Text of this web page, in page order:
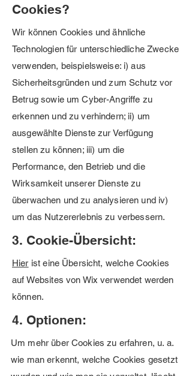
Cookies?
Wir können Cookies und ähnliche
Technologien für unterschiedliche Zwecke
verwenden, beispielsweise: i) aus
Sicherheitsgründen und zum Schutz vor
Betrug sowie um Cyber-Angriffe zu
erkennen und zu verhindern; ii) um
ausgewählte Dienste zur Verfügung
stellen zu können; iii) um die
Performance, den Betrieb und die
Wirksamkeit unserer Dienste zu
überwachen und zu analysieren und iv)
um das Nutzererlebnis zu verbessern.
3. Cookie-Übersicht:
Hier ist eine Übersicht, welche Cookies
auf Websites von Wix verwendet werden
können.
4. Optionen:
Um mehr über Cookies zu erfahren, u. a.
wie man erkennt, welche Cookies gesetzt